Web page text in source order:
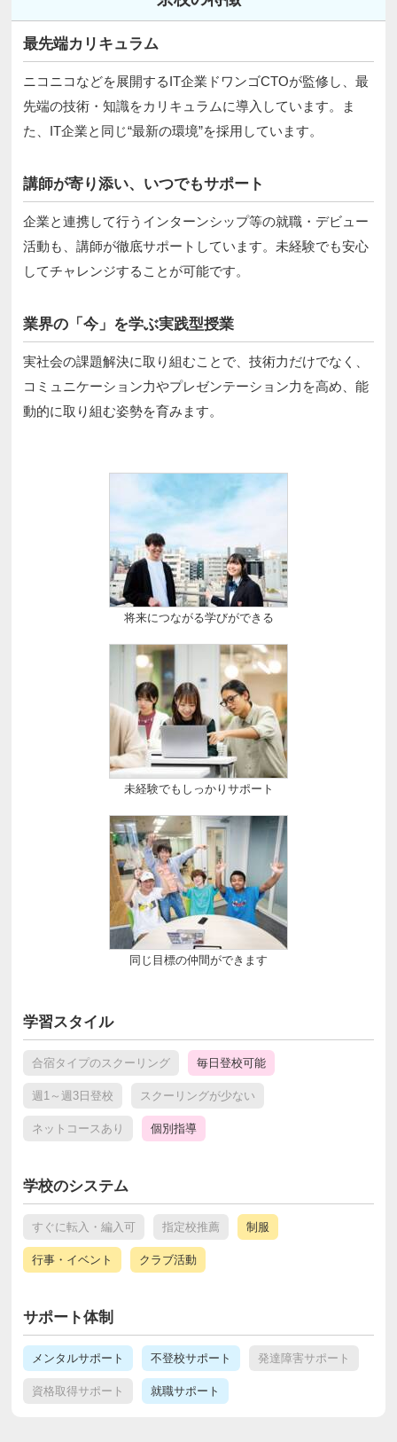
最先端カリキュラム
ニコニコなどを展開するIT企業ドワンゴCTOが監修し、最
先端の技術・知識をカリキュラムに導入しています。ま
た、IT企業と同じ“最新の環境”を採用しています。
講師が寄り添い、いつでもサポート
企業と連携して行うインターンシップ等の就職・デビュー
活動も、講師が徹底サポートしています。未経験でも安心
してチャレンジすることが可能です。
業界の「今」を学ぶ実践型授業
実社会の課題解決に取り組むことで、技術力だけでなく、
コミュニケーション力やプレゼンテーション力を高め、能
動的に取り組む姿勢を育みます。
将来につながる学びができる
未経験でもしっかりサポート
同じ目標の仲間ができます
学習スタイル
合宿タイプのスクーリング 毎日登校可能
週1～週3日登校 スクーリングが少ない
ネットコースあり 個別指導
学校のシステム
すぐに転入・編入可 指定校推薦 制服
行事・イベント クラブ活動
サポート体制
メンタルサポート 不登校サポート 発達障害サポート
資格取得サポート 就職サポート